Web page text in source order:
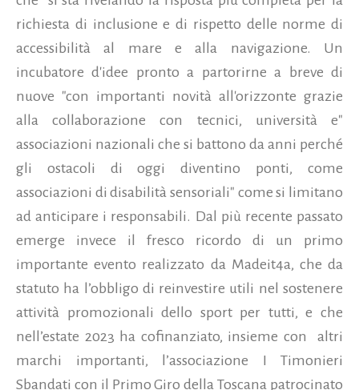
richiesta di inclusione e di rispetto delle norme di
accessibilità al mare e alla navigazione. Un
incubatore d'idee pronto a partorirne a breve di
nuove "con importanti novità all'orizzonte grazie
alla collaborazione con tecnici, università e"
associazioni nazionali che si battono da anni perché
gli ostacoli di oggi diventino ponti, come
associazioni di disabilità sensoriali" come si limitano
ad anticipare i responsabili. Dal più recente passato
emerge invece il fresco ricordo di un primo
importante evento realizzato da Madeit4a, che da
statuto ha l’obbligo di reinvestire utili nel sostenere
attività promozionali dello sport per tutti, e che
nell’estate 2023 ha cofinanziato, insieme con altri
marchi importanti, l’associazione I Timonieri
Sbandati con il Primo Giro della Toscana patrocinato